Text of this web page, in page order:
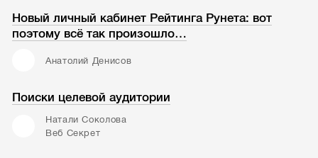
Новый личный кабинет Рейтинга Рунета: вот
поэтому всё так произошло…
Анатолий Денисов
Поиски целевой аудитории
Натали Соколова
Веб Секрет